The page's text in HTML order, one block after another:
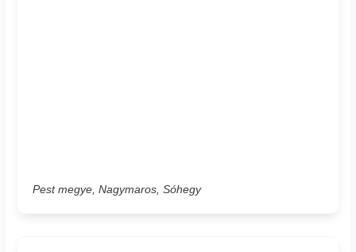
Pest megye, Nagymaros, Sóhegy